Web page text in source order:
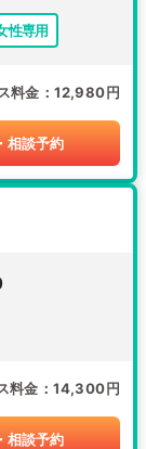
性専用
料金 12,980円
相談予約
料金 14,300円
相談予約